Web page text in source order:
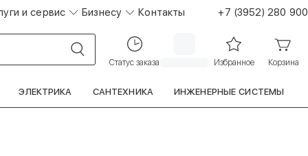
и сервис Бизнесу Контакты +7 (3952) 280 900
Статус заказа Избранное Корзина
ЭЛЕКТРИКА САНТЕХНИКА ИНЖЕНЕРНЫЕ СИСТЕМЫ